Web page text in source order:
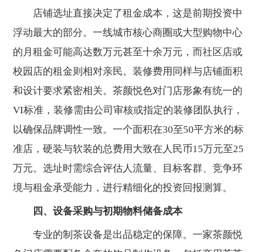
店铺选址直接决定了租金成本，这是前期投资中
浮动最大的部分。一线城市核心商圈或大型购物中心
的月租金可能高达数万元甚至十余万元，而社区店或
校园店的租金则相对亲民。装修费用同样与店铺面积
和设计要求紧密相关。茶颜悦色对门店形象有统一的
VI标准，装修需由公司审核或指定的装修团队执行，
以确保品牌调性一致。一个面积在30至50平方米的标
准店，硬装与软装的总费用大致在人民币15万元至25
万元。选址时需综合评估人流量、目标客群、竞争环
境与租金承受能力，进行精细化的投资回报测算。
四、设备采购与初期物料储备成本
专业的制茶设备是出品稳定的保障。一家茶颜悦